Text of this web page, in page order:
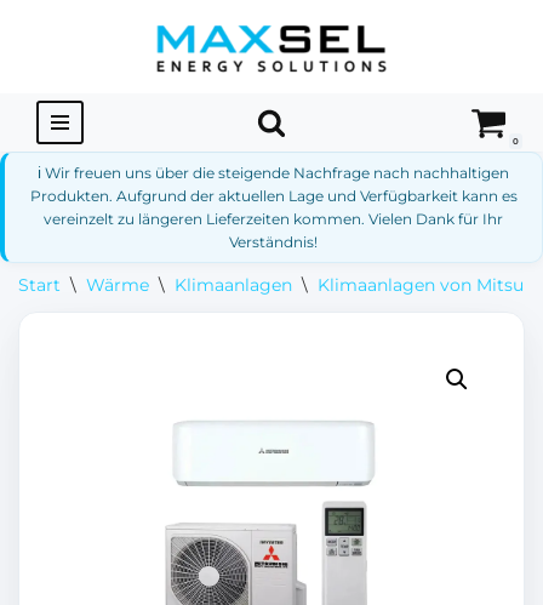
springen
0
ℹ️ Wir freuen uns über die steigende Nachfrage nach nachhaltigen
Produkten. Aufgrund der aktuellen Lage und Verfügbarkeit kann es
vereinzelt zu längeren Lieferzeiten kommen. Vielen Dank für Ihr
Verständnis!
Start \ Wärme \ Klimaanlagen \ Klimaanlagen von